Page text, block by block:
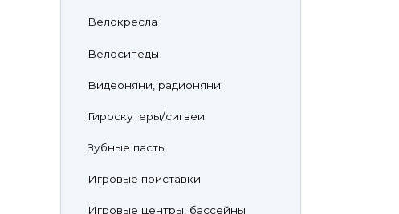
Велокресла
Велосипеды
Видеоняни, радионяни
Гироскутеры/сигвеи
Зубные пасты
Игровые приставки
Игровые центры, бассейны